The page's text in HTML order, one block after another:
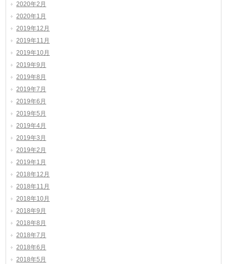
2020年2月
2020年1月
2019年12月
2019年11月
2019年10月
2019年9月
2019年8月
2019年7月
2019年6月
2019年5月
2019年4月
2019年3月
2019年2月
2019年1月
2018年12月
2018年11月
2018年10月
2018年9月
2018年8月
2018年7月
2018年6月
2018年5月